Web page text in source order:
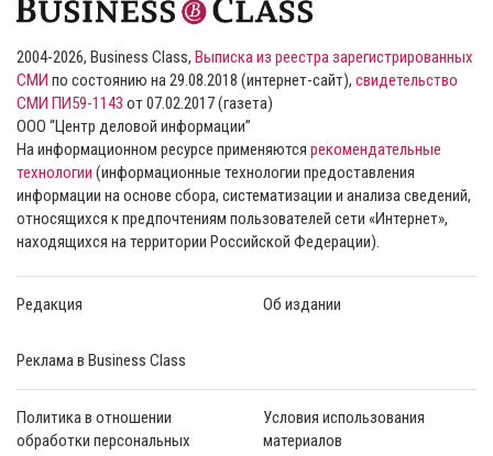
2004-2026, Business Class, Выписка из реестра зарегистрированных
СМИ по состоянию на 29.08.2018 (интернет-сайт), свидетельство
СМИ ПИ59-1143 от 07.02.2017 (газета)
ООО “Центр деловой информации”
На информационном ресурсе применяются рекомендательные
технологии (информационные технологии предоставления
информации на основе сбора, систематизации и анализа сведений,
относящихся к предпочтениям пользователей сети «Интернет»,
находящихся на территории Российской Федерации).
Редакция Об издании
Реклама в Business Class
Политика в отношении
обработки персональных
Условия использования
материалов